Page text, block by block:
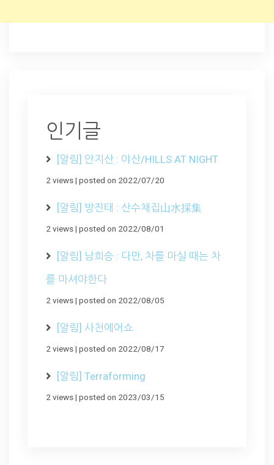
인기글
[알림] 안지산 : 야산/HILLS AT NIGHT
2 views| posted on 2022/07/20
[알림] 방진태 : 산수채집山水採集
2 views| posted on 2022/08/01
[알림] 남희승 : 다만, 차를 마실 때는 차
를 마셔야한다
2 views| posted on 2022/08/05
[알림] 사천에어쇼
2 views| posted on 2022/08/17
[알림] Terraforming
2 views| posted on 2023/03/15